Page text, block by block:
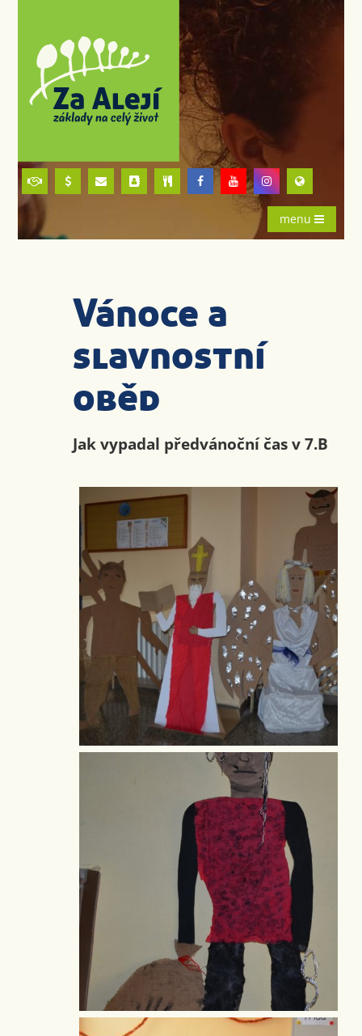
menu
Vánoce a
slavnostní
oběd
Jak vypadal předvánoční čas v 7.B